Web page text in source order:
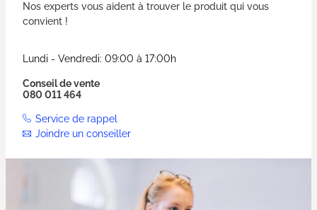
Nos experts vous aident à trouver le produit qui vous
convient !
Lundi - Vendredi: 09:00 à 17:00h
Conseil de vente
080 011 464
Service de rappel
Joindre un conseiller